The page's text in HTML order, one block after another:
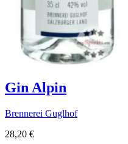
Gin Alpin
Brennerei Guglhof
28,20 €